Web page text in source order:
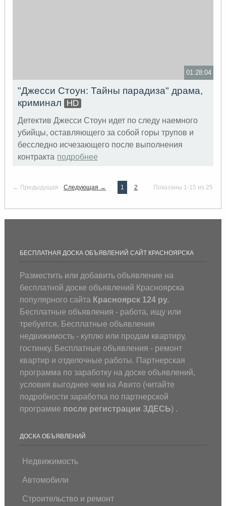
01:28:04
"Джесси Cтоун: Тайны парадиза" драма,
криминал
HD
Детектив Джесси Стоун идет по следу наемного
убийцы, оставляющего за собой горы трупов и
бесследно исчезающего после выполнения
контракта подробнее
← Предыдущая Следующая → 1 2 Показаны 1-15 из 25
БЕСПЛАТНАЯ ДОСКА ОБЪЯВЛЕНИЙ САЙТ КРАСНОЯРСКА
Разместить или добавить объявление на
бесплатной доске объявлений Красноярска
популярного сайта Красноярск 124 ру.
Бесплатные объявления - работа, ищу или
требуется. Бесплатные объявления
недвижимость - куплю или продам квартиру,
гостинку. Бесплатные объявления - ремонт
квартир и отделочные работы. Партнерская
программа по заработку на доске объявлений,
условия выгоднее чем на Авито (читайте
подробности заработка по партнерской
программе после регистрации ЗДЕСЬ) .
ДОСКА ОБЪЯВЛЕНИЙ
Недвижимость
Автомобили
Строительство и ремонт